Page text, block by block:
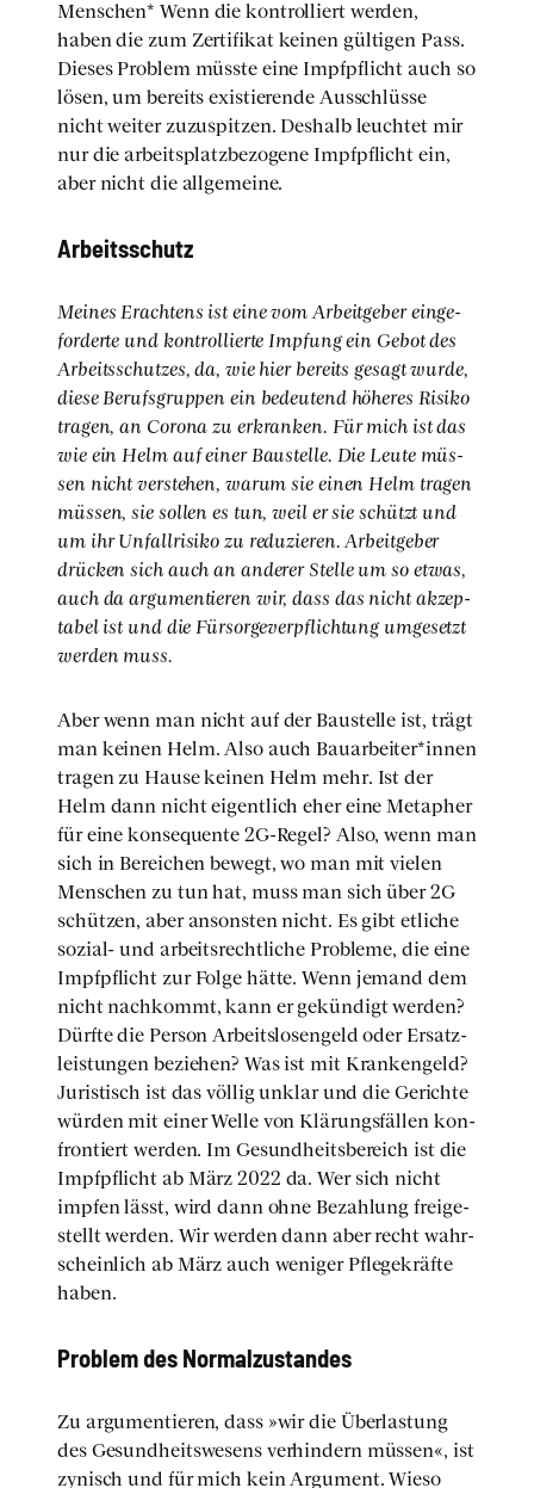
Men­schen* Wenn die kon­trol­liert wer­den,
haben die zum Zer­ti­fi­kat kei­nen gül­ti­gen Pass.
Die­ses Pro­blem müss­te eine Impf­pflicht auch so
lösen, um bereits exis­tie­ren­de Aus­schlüs­se
nicht wei­ter zuzu­spit­zen. Des­halb leuch­tet mir
nur die arbeits­platz­be­zo­ge­ne Impf­pflicht ein,
aber nicht die all­ge­mei­ne.
Arbeits­schutz
Mei­nes Erach­tens ist eine vom Arbeit­ge­ber ein­ge­
for­der­te und kon­trol­lier­te Imp­fung ein Gebot des
Arbeits­schut­zes, da, wie hier bereits gesagt wur­de,
die­se Berufs­grup­pen ein bedeu­tend höhe­res Risi­ko
tra­gen, an Coro­na zu erkran­ken. Für mich ist das
wie ein Helm auf einer Bau­stel­le. Die Leu­te müs­
sen nicht ver­ste­hen, war­um sie einen Helm tra­gen
müs­sen, sie sol­len es tun, weil er sie schützt und
um ihr Unfall­ri­si­ko zu redu­zie­ren. Arbeit­ge­ber
drü­cken sich auch an ande­rer Stel­le um so etwas,
auch da argu­men­tie­ren wir, dass das nicht akzep­
ta­bel ist und die Für­sor­ge­ver­pflich­tung umge­setzt
wer­den muss.
Aber wenn man nicht auf der Bau­stel­le ist, trägt
man kei­nen Helm. Also auch Bauarbeiter*innen
tra­gen zu Hau­se kei­nen Helm mehr. Ist der
Helm dann nicht eigent­lich eher eine Meta­pher
für eine kon­se­quen­te 2G-Regel? Also, wenn man
sich in Berei­chen bewegt, wo man mit vie­len
Men­schen zu tun hat, muss man sich über 2G
schüt­zen, aber ansons­ten nicht. Es gibt etli­che
sozi­al- und arbeits­recht­li­che Pro­ble­me, die eine
Impf­pflicht zur Fol­ge hät­te. Wenn jemand dem
nicht nach­kommt, kann er gekün­digt wer­den?
Dürf­te die Per­son Arbeits­lo­sen­geld oder Ersatz­
leis­tun­gen bezie­hen? Was ist mit Kran­ken­geld?
Juris­tisch ist das völ­lig unklar und die Gerich­te
wür­den mit einer Wel­le von Klä­rungs­fäl­len kon­
fron­tiert wer­den. Im Gesund­heits­be­reich ist die
Impf­pflicht ab März 2022 da. Wer sich nicht
imp­fen lässt, wird dann ohne Bezah­lung frei­ge­
stellt wer­den. Wir wer­den dann aber recht wahr­
schein­lich ab März auch weni­ger Pfle­ge­kräf­te
haben.
Pro­blem des Nor­mal­zu­stan­des
Zu argu­men­tie­ren, dass »wir die Über­las­tung
des Gesund­heits­we­sens ver­hin­dern müs­sen«, ist
zynisch und für mich kein Argu­ment. Wie­so